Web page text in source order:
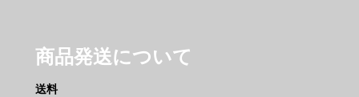
商品発送について
送料